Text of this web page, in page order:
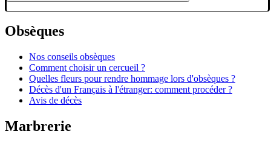
Obsèques
Nos conseils obsèques
Comment choisir un cercueil ?
Quelles fleurs pour rendre hommage lors d'obsèques ?
Décès d'un Français à l'étranger: comment procéder ?
Avis de décès
Marbrerie